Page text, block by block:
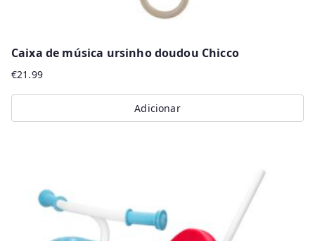
Caixa de música ursinho doudou Chicco
€21.99
Adicionar